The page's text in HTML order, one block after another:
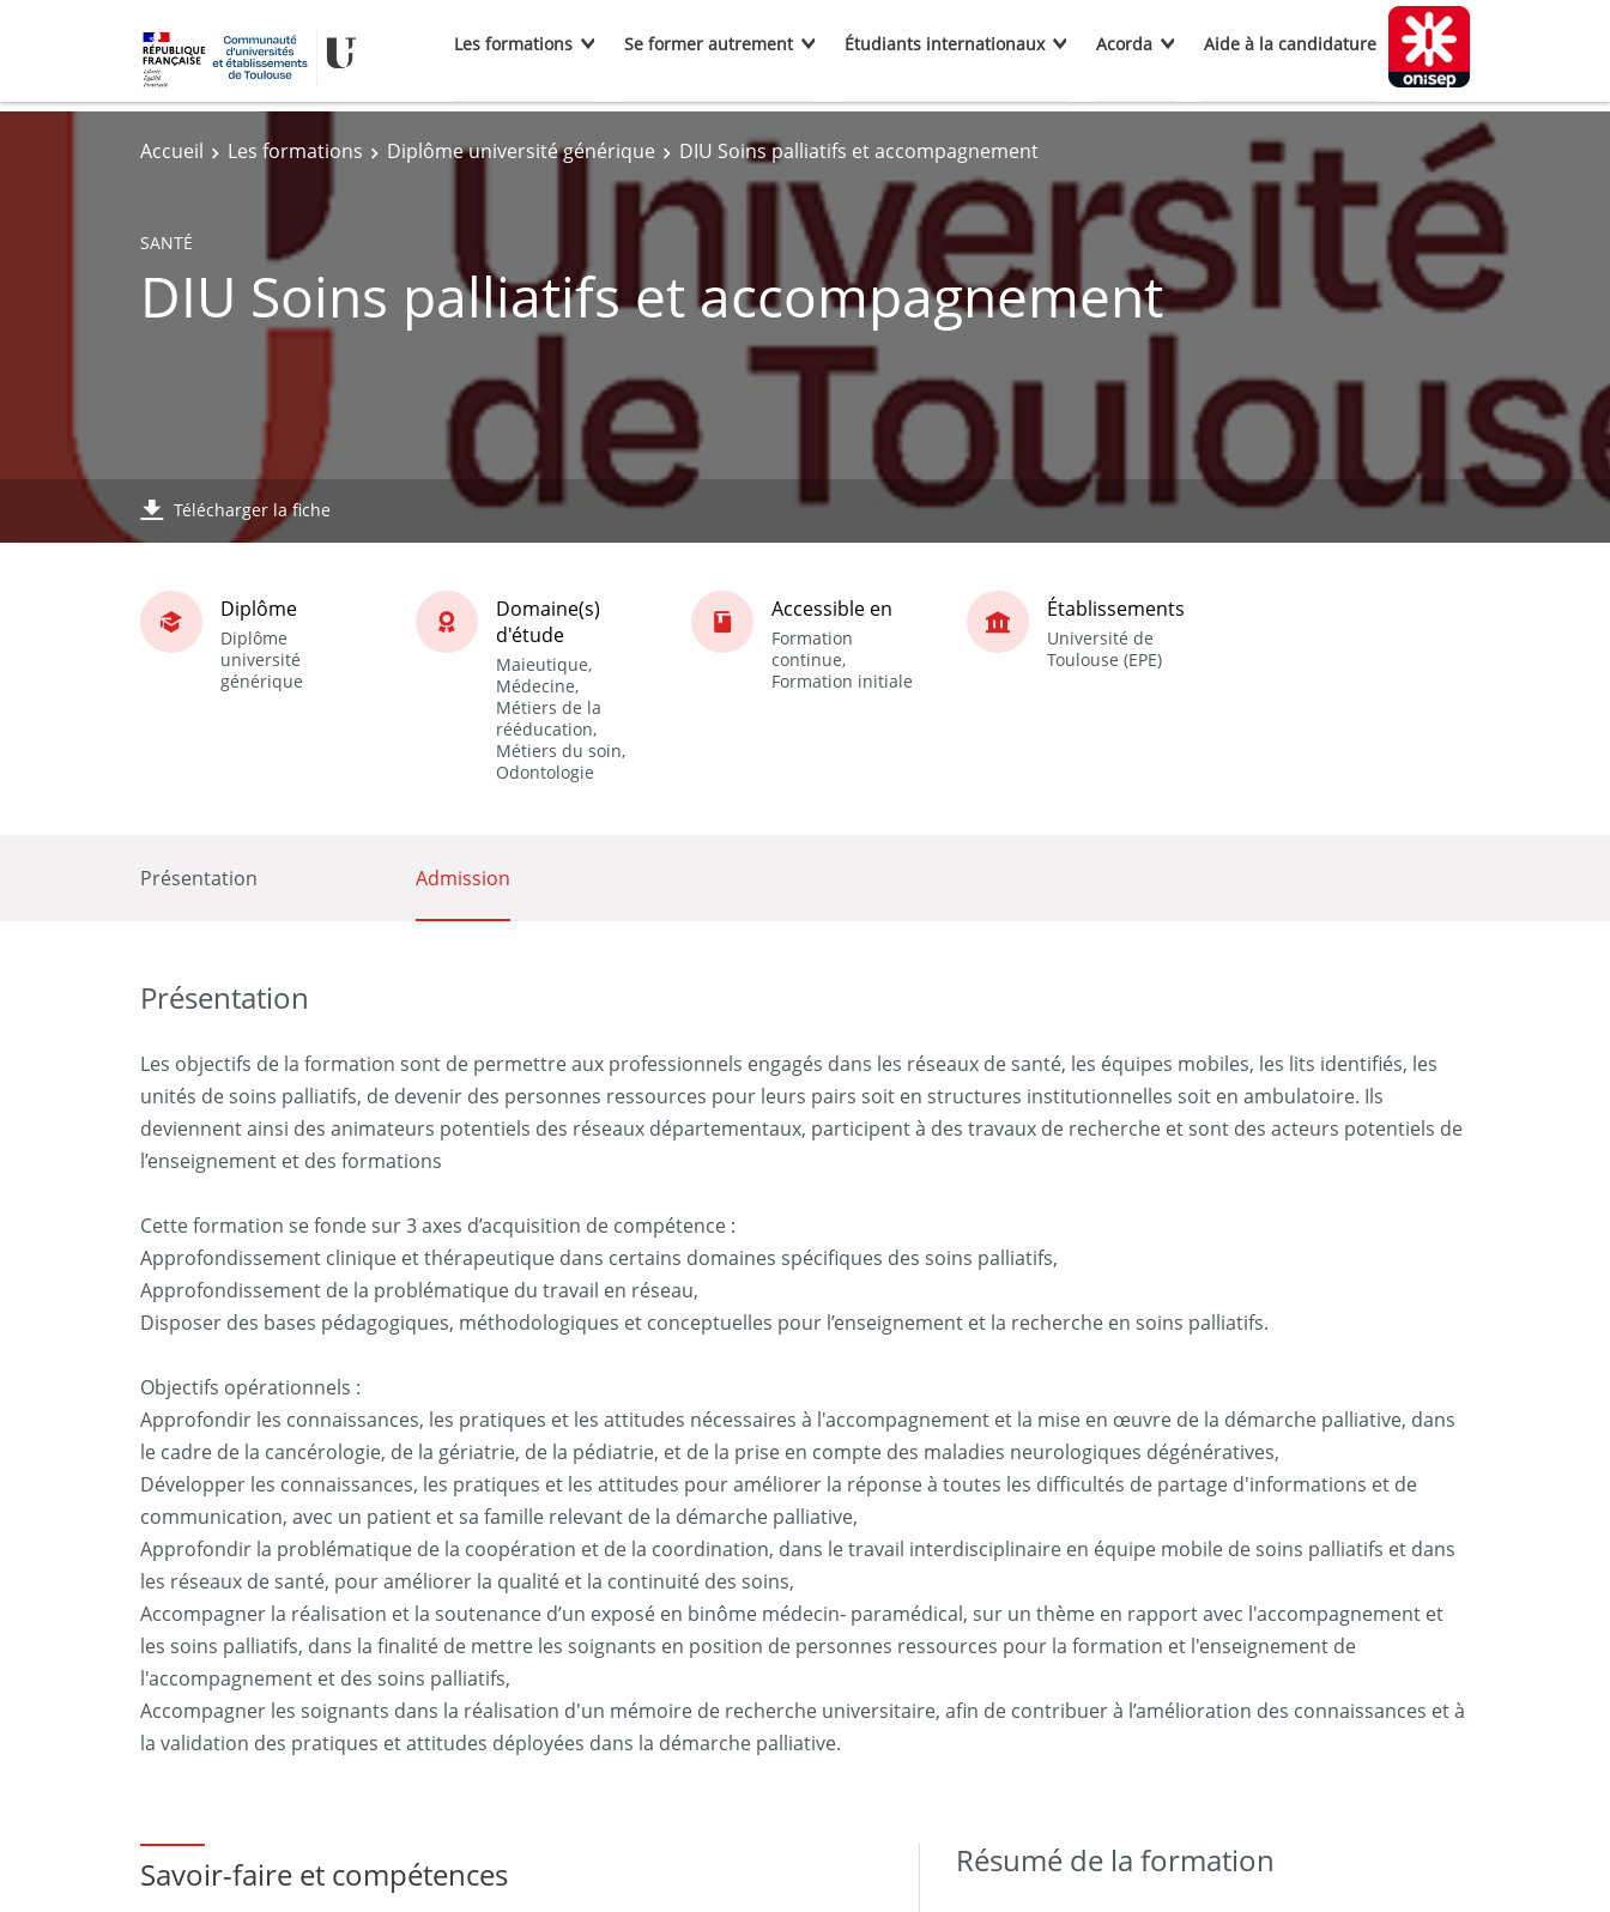
Les formations Se former autrement Étudiants internationaux Acorda Aide à la candidature
Accueil Les formations Diplôme université générique DIU Soins palliatifs et accompagnement
SANTÉ
DIU Soins palliatifs et accompagnement
Télécharger la fiche
Diplôme
Diplôme
université
générique
Domaine(s)
d'étude
Maieutique,
Médecine,
Métiers de la
rééducation,
Métiers du soin,
Odontologie
Accessible en
Formation
continue,
Formation initiale
Établissements
Université de
Toulouse (EPE)
Présentation Admission
Présentation
Les objectifs de la formation sont de permettre aux professionnels engagés dans les réseaux de santé, les équipes mobiles, les lits identifiés, les
unités de soins palliatifs, de devenir des personnes ressources pour leurs pairs soit en structures institutionnelles soit en ambulatoire. Ils
deviennent ainsi des animateurs potentiels des réseaux départementaux, participent à des travaux de recherche et sont des acteurs potentiels de
l’enseignement et des formations
Cette formation se fonde sur 3 axes d’acquisition de compétence :
Approfondissement clinique et thérapeutique dans certains domaines spécifiques des soins palliatifs,
Approfondissement de la problématique du travail en réseau,
Disposer des bases pédagogiques, méthodologiques et conceptuelles pour l’enseignement et la recherche en soins palliatifs.
Objectifs opérationnels :
Approfondir les connaissances, les pratiques et les attitudes nécessaires à l'accompagnement et la mise en œuvre de la démarche palliative, dans
le cadre de la cancérologie, de la gériatrie, de la pédiatrie, et de la prise en compte des maladies neurologiques dégénératives,
Développer les connaissances, les pratiques et les attitudes pour améliorer la réponse à toutes les difficultés de partage d'informations et de
communication, avec un patient et sa famille relevant de la démarche palliative,
Approfondir la problématique de la coopération et de la coordination, dans le travail interdisciplinaire en équipe mobile de soins palliatifs et dans
les réseaux de santé, pour améliorer la qualité et la continuité des soins,
Accompagner la réalisation et la soutenance d’un exposé en binôme médecin- paramédical, sur un thème en rapport avec l'accompagnement et
les soins palliatifs, dans la finalité de mettre les soignants en position de personnes ressources pour la formation et l'enseignement de
l'accompagnement et des soins palliatifs,
Accompagner les soignants dans la réalisation d'un mémoire de recherche universitaire, afin de contribuer à l’amélioration des connaissances et à
la validation des pratiques et attitudes déployées dans la démarche palliative.
Savoir-faire et compétences Résumé de la formation